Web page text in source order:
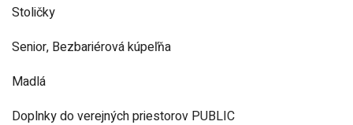
Stoličky
Senior, Bezbariérová kúpeľňa
Madlá
Doplnky do verejných priestorov PUBLIC